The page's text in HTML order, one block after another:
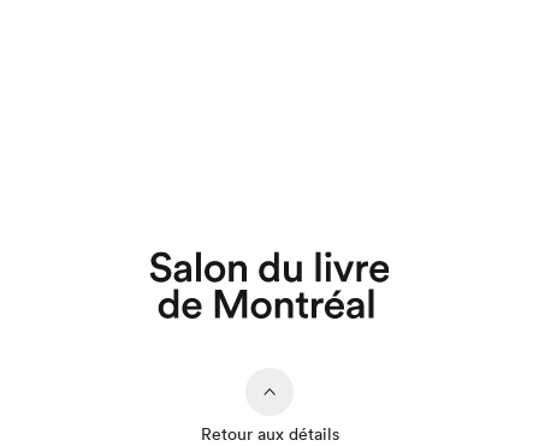
Retour aux détails